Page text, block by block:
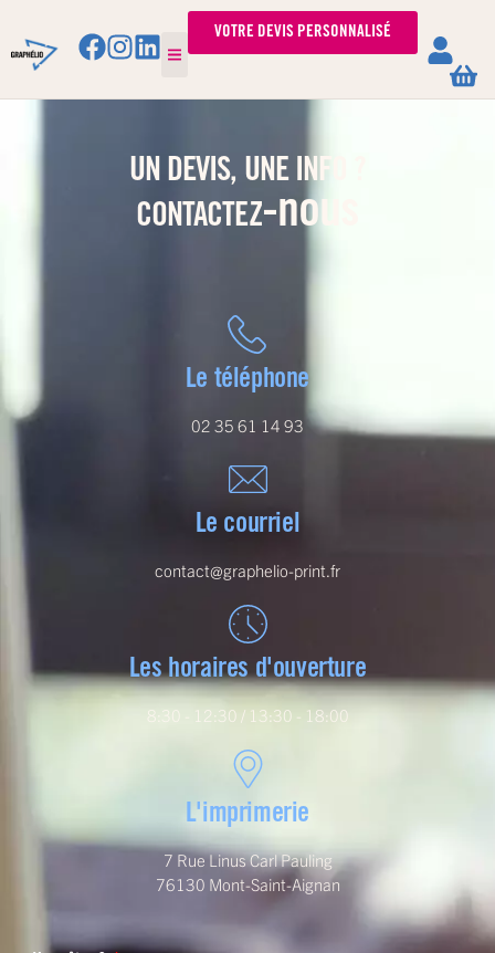
VOTRE DEVIS PERSONNALISÉ
UN DEVIS, UNE INFO ?
CONTACTEZ-nous
Le téléphone
02 35 61 14 93
Le courriel
contact@graphelio-print.fr
Les horaires d'ouverture
8:30 - 12:30 / 13:30 - 18:00
L'imprimerie
7 Rue Linus Carl Pauling
76130 Mont-Saint-Aignan